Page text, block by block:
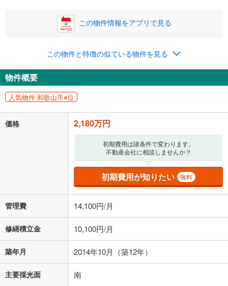
0円
ナス時の増額分（1回分）を入力してください。
ボーナス払いの限度額は金融機関によって異なります。
閉じる
月々の返済額
ローン返済額 56,589
上、ご自身での入力をお願いいたします。初期設定で自動入力されてい
る値は、実際の金融機関等における貸出金利とは何ら関係がなく、実際
の金融機関等における貸出金利を何ら保証するものではありません。返
済方法「元利均等返済」にて算出しております。入力された金利を35年
適用した場合の計算結果を表示しています。
す。
条件によってお借り入れができないことがあります。
不動産会社に購入相談をする 無料
この物件情報をアプリで見る
この物件と特徴の似ている物件を見る
物件概要
人気物件 和歌山市4位
価格 2,180万円
初期費用は諸条件で変わります。
不動産会社に相談しませんか？
初期費用が知りたい 無料
管理費 14,100円/月
修繕積立金 10,100円/月
築年月 2014年10月（築12年）
主要採光面 南